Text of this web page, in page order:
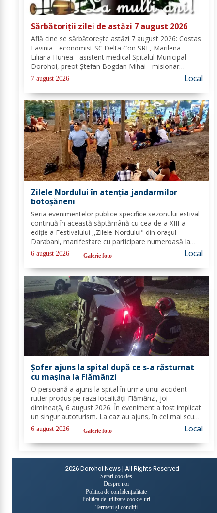
Sărbătoriții zilei de astăzi 7 august 2026
Află cine se sărbătoreşte astăzi 7 august 2026: Costas
Lavinia - economist SC.Delta Con SRL, Marilena
Liliana Hunea - asistent medical Spitalul Municipal
Dorohoi, preot Ștefan Bogdan Mihai - misionar
protopopesc Protopopiatul Dorohoi, Marcela Simona
Vieru - profesor Grup Școlar Alexandru Vlahuță...
7 august 2026 Local
Zilele Nordului în atenția jandarmilor
botoșăneni
Seria evenimentelor publice specifice sezonului estival
continuă în această săptămână cu cea de-a XIII-a
ediție a Festivalului ,,Zilele Nordului" din orașul
Darabani, manifestare cu participare numeroasă la
care Inspectoratul de Jandarmi Județean Botoșani, în
cooperare cu partenerii instituționali,...
6 august 2026 Galerie foto Local
Șofer ajuns la spital după ce s-a răsturnat
cu mașina la Flămânzi
O persoană a ajuns la spital în urma unui accident
rutier produs pe raza localității Flămânzi, joi
dimineață, 6 august 2026. În eveniment a fost implicat
un singur autoturism. La caz au ajuns, în cel mai scurt
timp, pompierii din cadrul Punctului de Lucru Flămânzi,
cu o autospecială de stingere și...
6 august 2026 Galerie foto Local
2026 Dorohoi News | All Rights Reserved
Setari cookies
Despre noi
Politica de confidențialitate
Politica de utilizare cookie-uri
Termeni și condiții